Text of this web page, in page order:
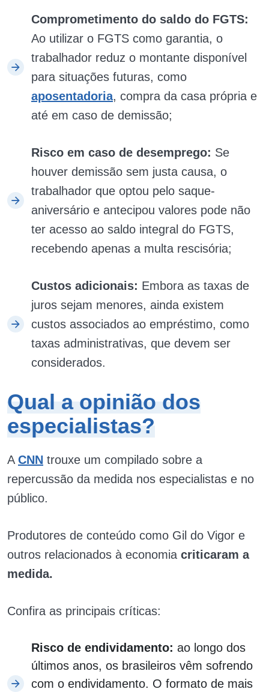
Comprometimento do saldo do FGTS:
Ao utilizar o FGTS como garantia, o
trabalhador reduz o montante disponível
para situações futuras, como
aposentadoria, compra da casa própria e
até em caso de demissão;
Risco em caso de desemprego: Se
houver demissão sem justa causa, o
trabalhador que optou pelo saque-
aniversário e antecipou valores pode não
ter acesso ao saldo integral do FGTS,
recebendo apenas a multa rescisória;
Custos adicionais: Embora as taxas de
juros sejam menores, ainda existem
custos associados ao empréstimo, como
taxas administrativas, que devem ser
considerados.
Qual a opinião dos
especialistas?
A CNN trouxe um compilado sobre a
repercussão da medida nos especialistas e no
público.
Produtores de conteúdo como Gil do Vigor e
outros relacionados à economia criticaram a
medida.
Confira as principais críticas:
Risco de endividamento: ao longo dos
últimos anos, os brasileiros vêm sofrendo
com o endividamento. O formato de mais